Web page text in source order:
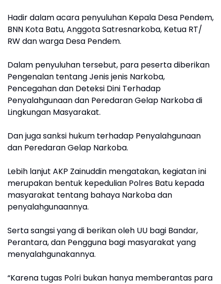
Hadir dalam acara penyuluhan Kepala Desa Pendem,
BNN Kota Batu, Anggota Satresnarkoba, Ketua RT/
RW dan warga Desa Pendem.
Dalam penyuluhan tersebut, para peserta diberikan
Pengenalan tentang Jenis jenis Narkoba,
Pencegahan dan Deteksi Dini Terhadap
Penyalahgunaan dan Peredaran Gelap Narkoba di
Lingkungan Masyarakat.
Dan juga sanksi hukum terhadap Penyalahgunaan
dan Peredaran Gelap Narkoba.
Lebih lanjut AKP Zainuddin mengatakan, kegiatan ini
merupakan bentuk kepedulian Polres Batu kepada
masyarakat tentang bahaya Narkoba dan
penyalahgunaannya.
Serta sangsi yang di berikan oleh UU bagi Bandar,
Perantara, dan Pengguna bagi masyarakat yang
menyalahgunakannya.
“Karena tugas Polri bukan hanya memberantas para